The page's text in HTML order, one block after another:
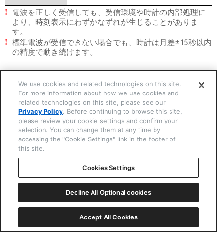
!
電波を正しく受信しても、受信環境や時計の内部処理に
より、時刻表示にわずかなずれが生じることがありま
す。
!
標準電波が受信できない場合でも、時計は月差±15秒以内
の精度で動き続けます。
関連する項目
電波を手動で受信する(強制受信)
次は
We use cookies and related technologies on this site.
For more information about how we use cookies and
related technologies on this site, please see our
Privacy Policy. Before continuing to browse this site,
please review your cookie settings and confirm your
selection. You can change them at any time by
accessing the "Cookie Settings" link in the footer of
this site.
Cookies Settings
Decline All Optional cookies
Accept All Cookies